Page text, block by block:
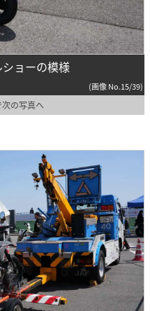
ョーの模様
(画像 No.15/39)
の写真へ